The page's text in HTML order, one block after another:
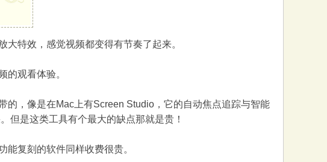
特效，感觉视频都变得有节奏了起来。
的观看体验。
，像是在Mac上有Screen Studio，它的自动焦点追踪与智能
但是这类工具有个最大的缺点那就是贵！
复刻的软件同样收费很贵。